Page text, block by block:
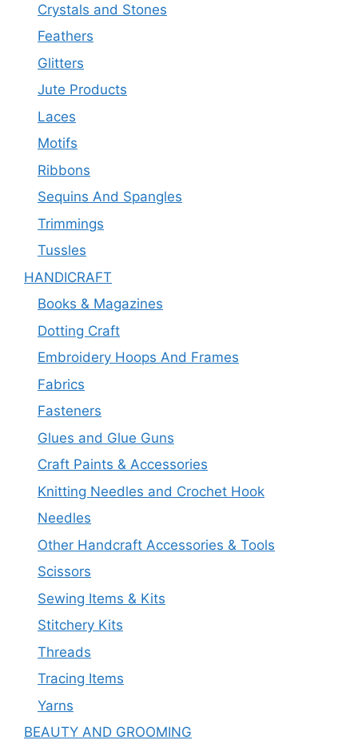
Crystals and Stones
Feathers
Glitters
Jute Products
Laces
Motifs
Ribbons
Sequins And Spangles
Trimmings
Tussles
HANDICRAFT
Books & Magazines
Dotting Craft
Embroidery Hoops And Frames
Fabrics
Fasteners
Glues and Glue Guns
Craft Paints & Accessories
Knitting Needles and Crochet Hook
Needles
Other Handcraft Accessories & Tools
Scissors
Sewing Items & Kits
Stitchery Kits
Threads
Tracing Items
Yarns
BEAUTY AND GROOMING